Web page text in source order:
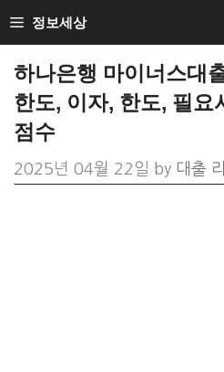
Skip
to
content
정보세상
하나은행 마이너스대
한도, 이자, 한도, 필요
점수
2025년 04월 22일 by 대출